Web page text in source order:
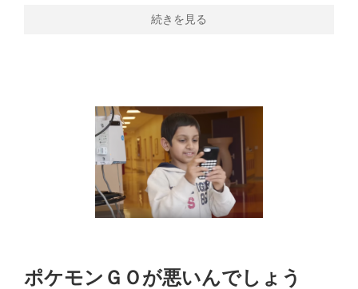
続きを見る
ポケモンＧＯが悪いんでしょう